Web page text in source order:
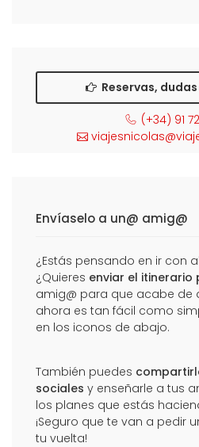
Reservas,
(+34) 91
Envíaselo a un@ amig@
¿Estás pensando en ir con
¿Quieres enviar el itinerario
amig@ para que acabe de
ahora es tan fácil como
en los iconos de abajo.
También puedes
sociales y enseñarle a tus
los planes que estás
¡Seguro que te van a pedir
tu vuelta!